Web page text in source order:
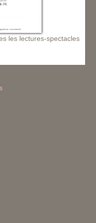
les lectures-spectacles